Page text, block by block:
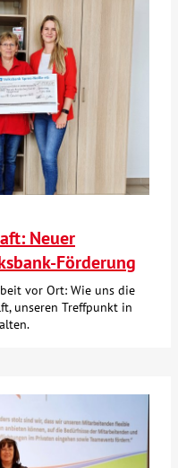
Neuer
Förderung
vor Ort: Wie uns die
unseren Treffpunkt in